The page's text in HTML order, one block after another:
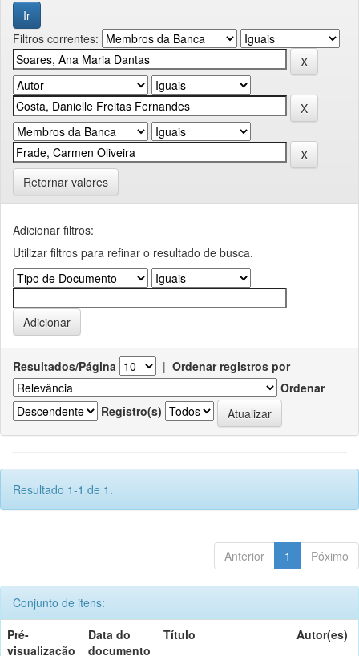
Filtros correntes:
Retornar valores
Adicionar filtros:
Utilizar filtros para refinar o resultado de busca.
Resultados/Página | Ordenar registros por
Ordenar
Registro(s)
Resultado 1-1 de 1.
Anterior 1 Póximo
Conjunto de itens:
Pré-
visualização
Data do
documento
Título Autor(es)